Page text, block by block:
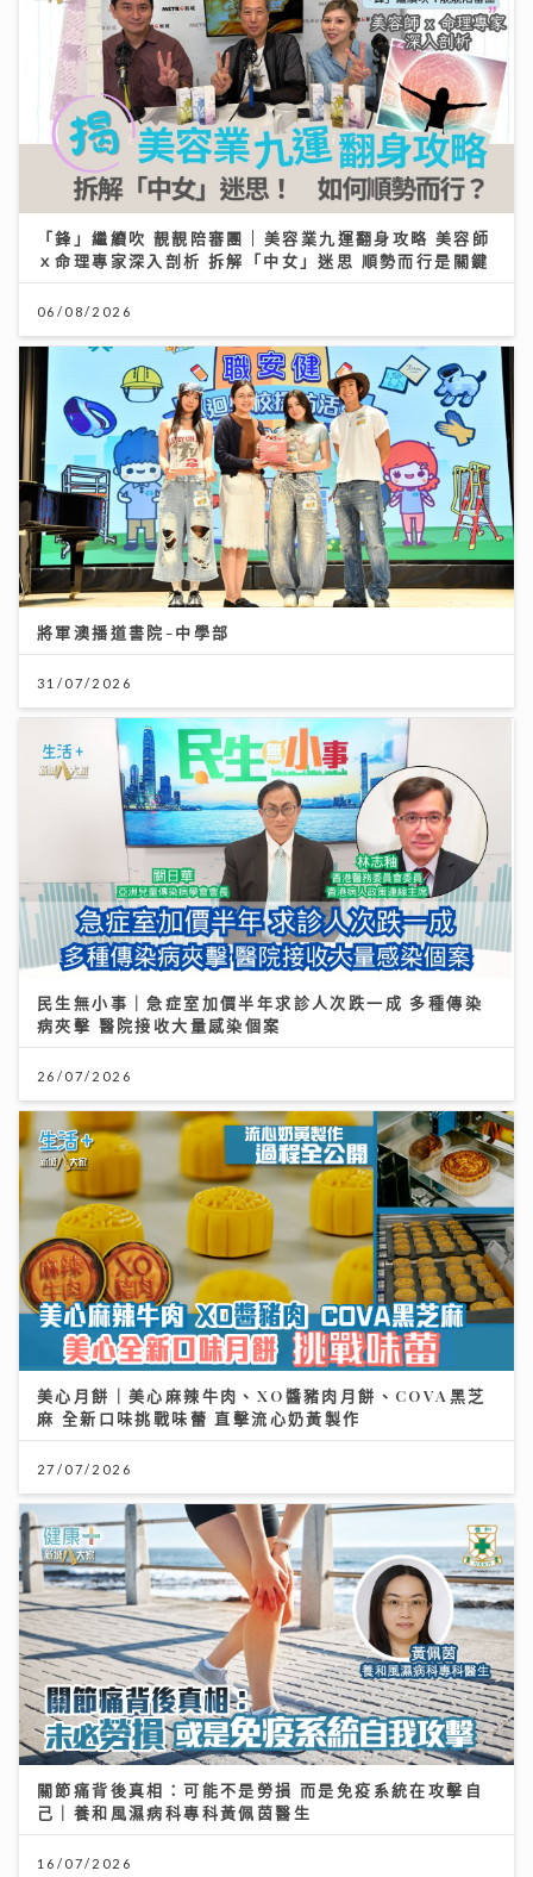
「鋒」繼續吹 靚靚陪審團 | 美容業九運翻身攻略 美容師
ｘ命理專家深入剖析 拆解「中女」迷思 順勢而行是關鍵
06/08/2026
將軍澳播道書院-中學部
31/07/2026
民生無小事｜急症室加價半年求診人次跌一成 多種傳染
病夾擊 醫院接收大量感染個案
26/07/2026
美心月餅｜美心麻辣牛肉、XO醬豬肉月餅、COVA黑芝
麻 全新口味挑戰味蕾 直擊流心奶黃製作
27/07/2026
關節痛背後真相：可能不是勞損 而是免疫系統在攻擊自
己｜養和風濕病科專科黃佩茵醫生
16/07/2026